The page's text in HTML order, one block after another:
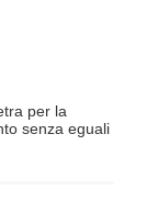
per la
senza eguali